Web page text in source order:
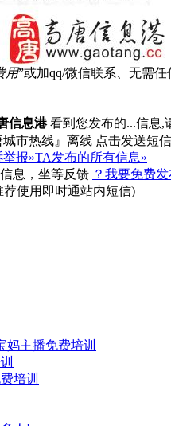
用”或加qq/微信联系、无需
信息港看到您发布的...信息,
报»TA发布的所有信息»
息，坐等反馈 ？我要免费
使用即时通站内短信)
妈主播免费培训
培训